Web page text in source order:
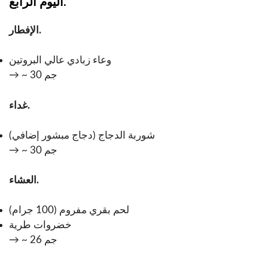
الإفطار.
وعاء زبادي عالي البروتين
→ ~ 30 جم
غداء.
شوربة الدجاج (دجاج مبشور إضافي)
→ ~ 30 جم
العشاء.
لحم بقري مفروم (100 جرام)
خضروات طرية
→ ~ 26 جم